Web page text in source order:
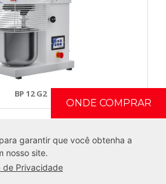
garantir que você obtenha a
nosso site.
de Privacidade
ONDE COMPRAR
BP 12 G2